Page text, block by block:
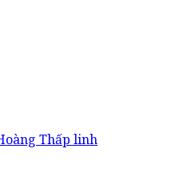
Thấp linh